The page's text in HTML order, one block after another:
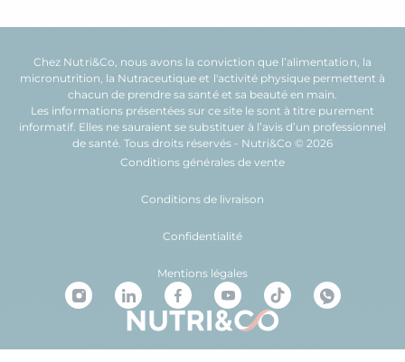
Chez Nutri&Co, nous avons la conviction que l’alimentation , la
micronutrition , la Nutraceutique et l'activité physiquepermettent à
chacun de prendre sasantéet sa beautéen main.
Les informations présentées sur ce site le sont à titre purement
informatif. Elles ne sauraient se substituer à l’avis d’un professionnel
de santé. Tous droits réservés - Nutri&Co © 2026
Conditions générales de vente
Conditions de livraison
Confidentialité
Mentions légales